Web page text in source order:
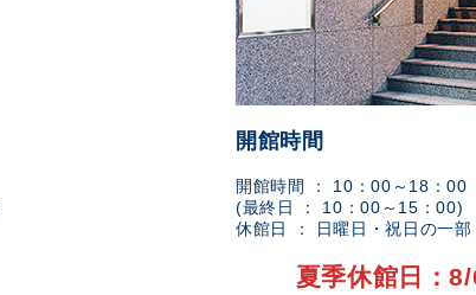
開館時間
開館時間 ： 10：00～18：00
(最終日 ： 10：00～15：00)
休館日 ： 日曜日・祝日の一
夏季休館日：